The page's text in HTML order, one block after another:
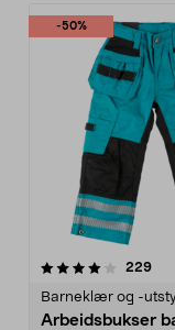
-50%
229
Barneklær og -
Arbeidsbukser
4.0 av 5